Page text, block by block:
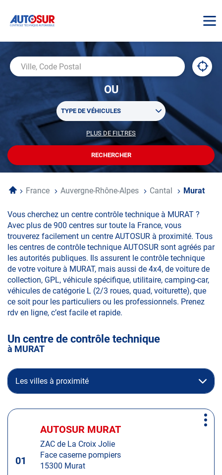
Code
Postal
À
,
OU
Sélectionner
un
plusieurs
recherche
TYPE DE VÉHICULES
PLUS DE FILTRES
POUR
PERSONNALISER
VOTRE
RECHERCHE
RECHERCHER
UN
CENTRE
AUTOSUR
AccueilFrance Auvergne-Rhône-Alpes Cantal Murat
Vous cherchez un centre contrôle technique à MURAT ?
Avec plus de 900 centres sur toute la France, vous
trouverez facilement un centre AUTOSUR à proximité. Tous
les centres de contrôle technique AUTOSUR sont agréés par
les autorités publiques. Ils assurent le contrôle technique
de votre voiture à MURAT, mais aussi de 4x4, de voiture de
collection, GPL, véhicule spécifique, utilitaire, camping-car,
véhicules de catégorie L (2/3 roues, quad, voiturette), que
ce soit pour les particuliers ou les professionnels. Prenez
rdv en ligne, c’est facile et rapide.
Un centre de contrôle technique
à MURAT
Les villes à proximité
Appuyer
ENTRÉE
01
Centre
:
AUTOSUR MURAT
ZAC de La Croix Jolie
Face caserne pompiers
15300 Murat
Plus